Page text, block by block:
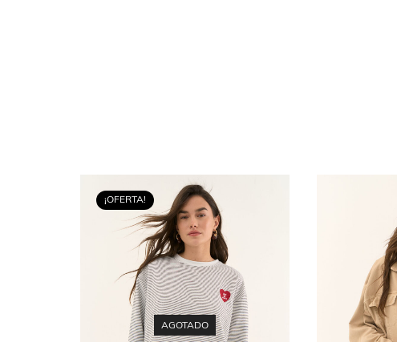
¡OFERTA!
AGOTADO